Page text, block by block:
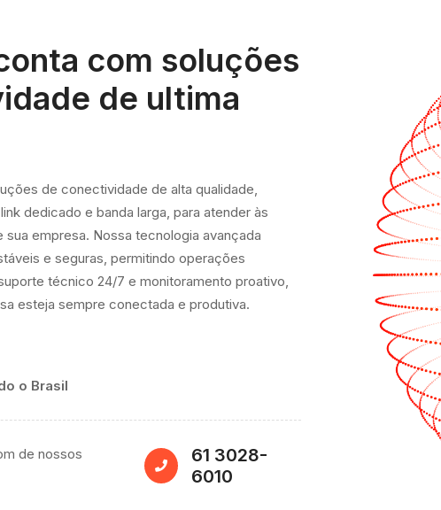
com soluções
de ultima
de conectividade de alta qualidade,
dedicado e banda larga, para atender às
empresa. Nossa tecnologia avançada
e seguras, permitindo operações
técnico 24/7 e monitoramento proativo,
esteja sempre conectada e produtiva.
o Brasil
de nossos
61 3028-
6010